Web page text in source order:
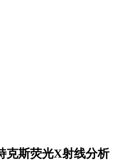
克斯荧光X射线分析